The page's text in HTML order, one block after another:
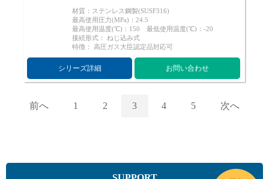
材質：ステンレス鋼製(SUSF316)
最高使用圧力(MPa)：24.5
最高使用温度(℃)：150 最低使用温度(℃)：-20
接続形式： ねじ込み式
特徴： 高圧ガス大臣認定品対応可
シリーズ詳細 お問い合わせ
前へ 1 2 3 4 5 次へ